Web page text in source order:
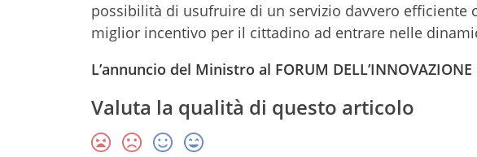
possibilità di usufruire di un servizio davvero efficiente
miglior incentivo per il cittadino ad entrare nelle
L’annuncio del Ministro al FORUM
Valuta la qualità di questo articolo